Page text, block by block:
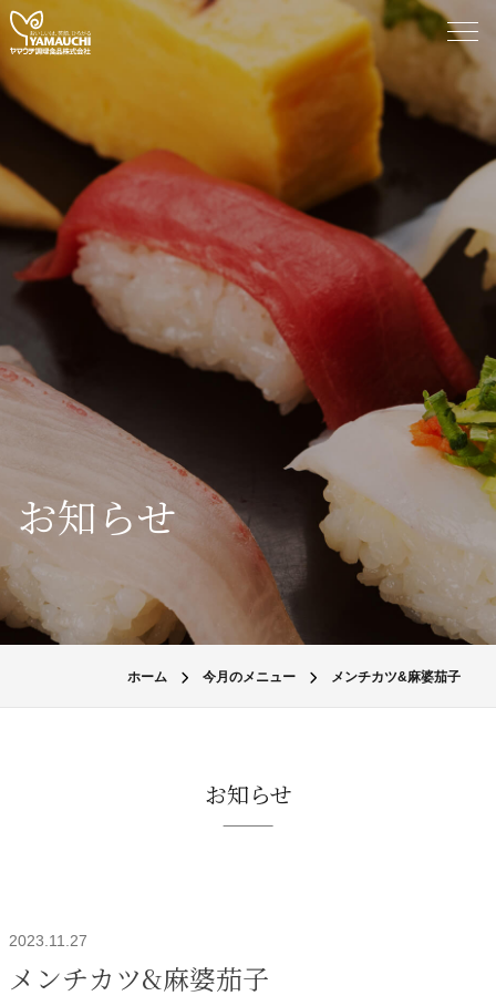
お知らせ
ホーム 今月のメニュー メンチカツ&麻婆茄子
お知らせ
2023.11.27
メンチカツ&麻婆茄子